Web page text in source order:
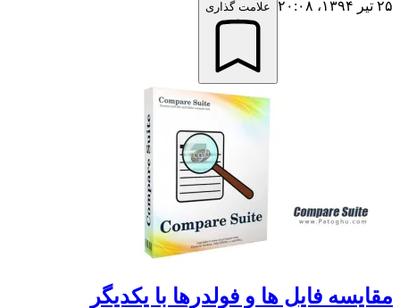
علامت گذاری
فایل ها و فولدرها با یکدیگر